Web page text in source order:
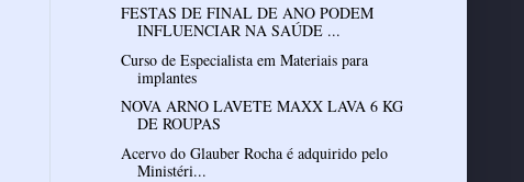
FESTAS DE FINAL DE ANO PODEM
INFLUENCIAR NA SAÚDE ...
Curso de Especialista em Materiais para
implantes
NOVA ARNO LAVETE MAXX LAVA 6 KG
DE ROUPAS
Acervo do Glauber Rocha é adquirido pelo
Ministéri...